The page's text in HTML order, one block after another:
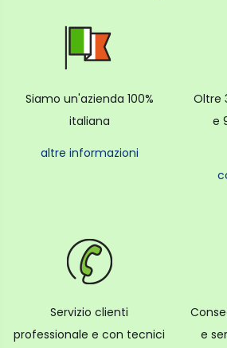
Siamo un'azienda 100%
italiana
altre informazioni
Oltre
e
Servizio clienti
professionale e con tecnici
e